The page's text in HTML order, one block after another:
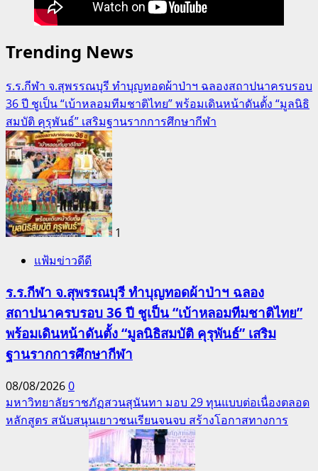
Trending News
ร.ร.กีฬา จ.สุพรรณบุรี ทำบุญทอดผ้าป่าฯ ฉลองสถาปนาครบรอบ
36 ปี ชูเป็น “เบ้าหลอมทีมชาติไทย” พร้อมเดินหน้าดันตั้ง “มูลนิธิ
สมบัติ คุรุพันธ์” เสริมฐานรากการศึกษากีฬา
1
แฟ้มข่าวดีดี
ร.ร.กีฬา จ.สุพรรณบุรี ทำบุญทอดผ้าป่าฯ ฉลอง
สถาปนาครบรอบ 36 ปี ชูเป็น “เบ้าหลอมทีมชาติไทย”
พร้อมเดินหน้าดันตั้ง “มูลนิธิสมบัติ คุรุพันธ์” เสริม
ฐานรากการศึกษากีฬา
08/08/20260
มหาวิทยาลัยราชภัฏสวนสุนันทา มอบ 29 ทุนแบบต่อเนื่องตลอด
หลักสูตร สนับสนุนเยาวชนเรียนจนจบ สร้างโอกาสทางการ